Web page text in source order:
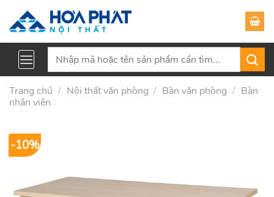
Tìm
Trang chủ / Nội thất văn phòng / Bàn văn phòng / Bàn
nhân viên
-10%